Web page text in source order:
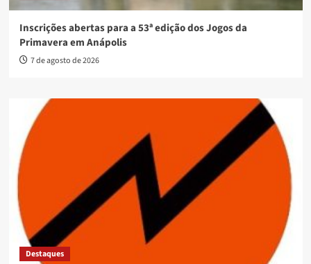
Inscrições abertas para a 53ª edição dos Jogos da
Primavera em Anápolis
7 de agosto de 2026
Destaques